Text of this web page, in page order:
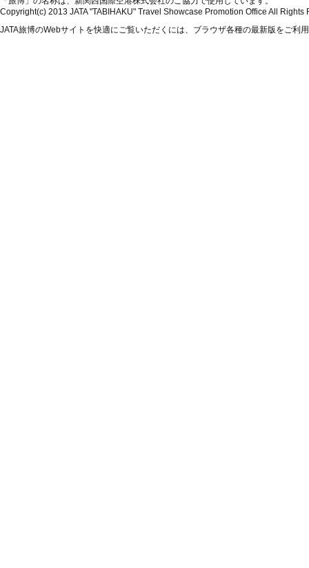
Copyright(c) 2013 JATA "TABIHAKU" Travel Showcase Promotion Office All Rights
JATA旅博のWebサイトを快適にご覧いただくには、ブラウザ各種の最新版をご利